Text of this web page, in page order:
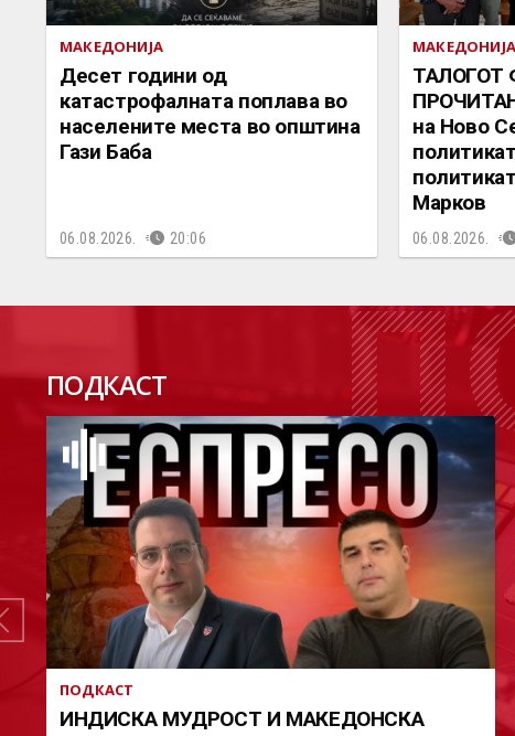
МАКЕДОНИЈА
Десет години од
катастрофалната поплава во
населените места во општина
Гази Баба
06.08.2026. 20:06
МАКЕДОНИЈА
ТАЛОГОТ
на Ново
Марков
06.08.2026.
ПОДКАСТ
ПОДКАСТ
ИНДИСКА МУДРОСТ И МАКЕДОНСКА